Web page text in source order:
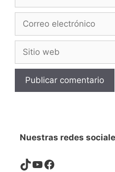
electrónico
web
Nuestras redes
TikTok
YouTube
Facebook